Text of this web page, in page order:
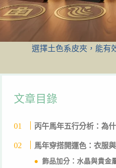
選擇土色系皮夾，能有
文章目錄
丙午馬年五行分析：為
馬年穿搭開運色：衣服
飾品加分：水晶與貴金